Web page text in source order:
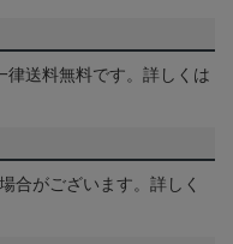
送料無料です。詳しくは
合がございます。詳しく